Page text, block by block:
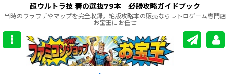
超ウルトラ技 春の選抜79本｜必勝攻略ガイドブック
当時のウラワザやマップを完全収録。絶版攻略本の販売ならレトロゲーム専門店
お宝王にお任せ
.